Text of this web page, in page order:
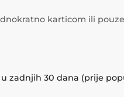
karticom ili
zadnjih 30 dana (prije